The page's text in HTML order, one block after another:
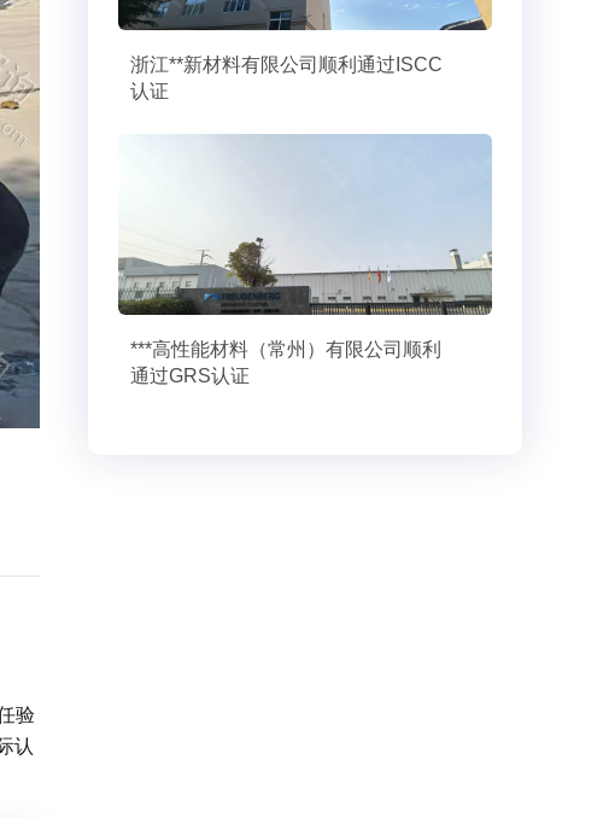
验
认
浙江**新材料有限公司顺利通过ISCC
认证
***高性能材料（常州）有限公司顺利
通过GRS认证